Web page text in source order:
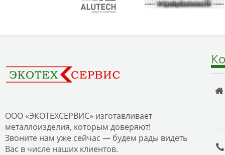
ООО «ЭКОТЕХСЕРВИС» изготавливает
металлоизделия, которым доверяют!
Звоните нам уже сейчас — будем рады видеть
Вас в числе наших клиентов.